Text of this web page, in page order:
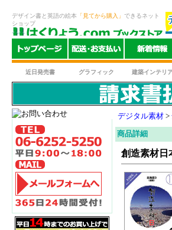
デザイン書と英語の絵本 「見てから購入」 できるネット
ショップ
近日発売書 グラフィック 建築インテリ
デジタル素材 >
商品詳細
創造素材